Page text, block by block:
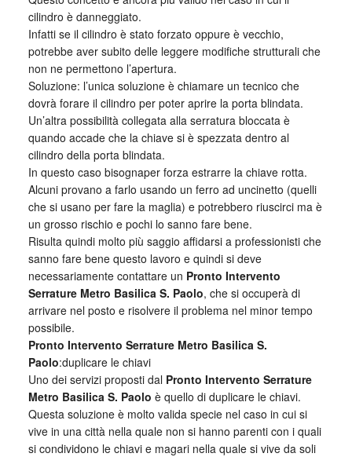
cilindro è danneggiato.
Infatti se il cilindro è stato forzato oppure è vecchio,
potrebbe aver subito delle leggere modifiche strutturali che
non ne permettono l’apertura.
Soluzione: l’unica soluzione è chiamare un tecnico che
dovrà forare il cilindro per poter aprire la porta blindata.
Un’altra possibilità collegata alla serratura bloccata è
quando accade che la chiave si è spezzata dentro al
cilindro della porta blindata.
In questo caso bisognaper forza estrarre la chiave rotta.
Alcuni provano a farlo usando un ferro ad uncinetto (quelli
che si usano per fare la maglia) e potrebbero riuscirci ma è
un grosso rischio e pochi lo sanno fare bene.
Risulta quindi molto più saggio affidarsi a professionisti che
sanno fare bene questo lavoro e quindi si deve
necessariamente contattare un Pronto Intervento
Serrature Metro Basilica S. Paolo, che si occuperà di
arrivare nel posto e risolvere il problema nel minor tempo
possibile.
Pronto Intervento Serrature Metro Basilica S.
Paolo:duplicare le chiavi
Uno dei servizi proposti dal Pronto Intervento Serrature
Metro Basilica S. Paolo è quello di duplicare le chiavi.
Questa soluzione è molto valida specie nel caso in cui si
vive in una città nella quale non si hanno parenti con i quali
si condividono le chiavi e magari nella quale si vive da soli